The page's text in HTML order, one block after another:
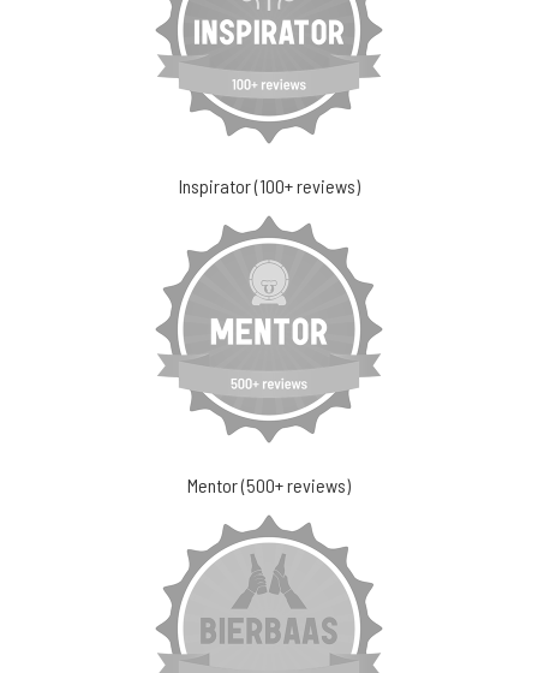
Inspirator (100+ reviews)
Mentor (500+ reviews)